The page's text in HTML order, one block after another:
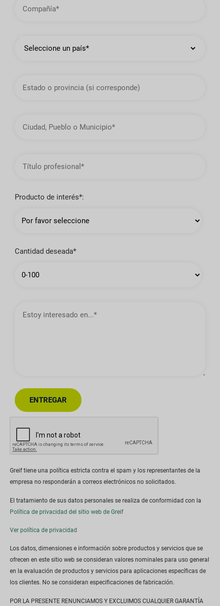
provincia
Pueblo
profesional
Producto de interés*:
Cantidad deseada*
interesado
en…
ENTREGAR
Greif tiene una política estricta contra el spam y los representantes de la
empresa no responderán a correos electrónicos no solicitados.
El tratamiento de sus datos personales se realiza de conformidad con la
Política de privacidad del sitio web de Greif
Ver política de privacidad
Los datos, dimensiones e información sobre productos y servicios que se
ofrecen en este sitio web se consideran valores nominales para uso general
en la evaluación de productos y servicios para aplicaciones específicas de
los clientes. No se consideran especificaciones de fabricación.
POR LA PRESENTE RENUNCIAMOS Y EXCLUIMOS CUALQUIER GARANTÍA